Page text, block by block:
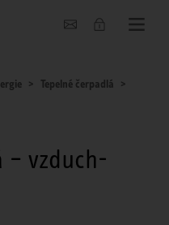
Tepelné čerpadlá
– vzduch-